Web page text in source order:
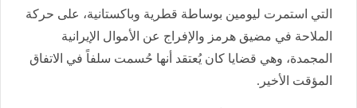
التي استمرت ليومين بوساطة قطرية وباكستانية، على حركة
الملاحة في مضيق هرمز والإفراج عن الأموال الإيرانية
المجمدة، وهي قضايا كان يُعتقد أنها حُسمت سلفاً في الاتفاق
المؤقت الأخير.